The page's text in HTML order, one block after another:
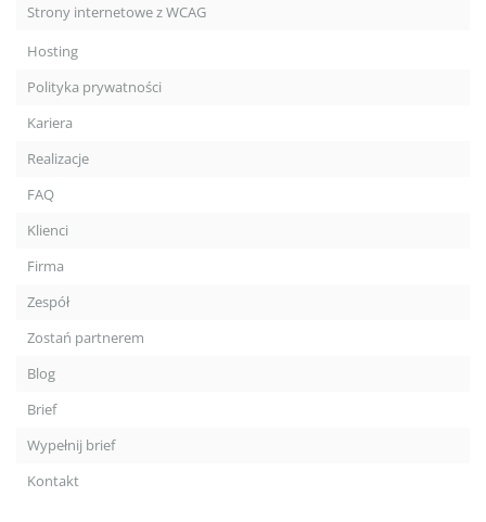
Strony internetowe z WCAG
Hosting
Polityka prywatności
Kariera
Realizacje
FAQ
Klienci
Firma
Zespół
Zostań partnerem
Blog
Brief
Wypełnij brief
Kontakt